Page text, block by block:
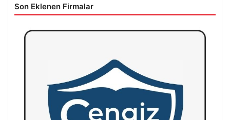
Son Eklenen Firmalar